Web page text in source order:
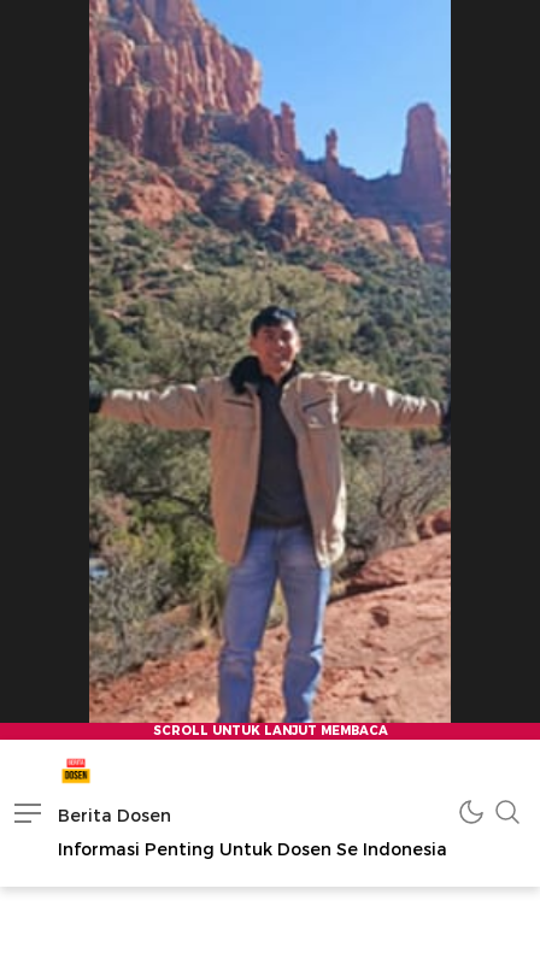
Berita Dosen
Informasi Penting Untuk Dosen Se Indonesia